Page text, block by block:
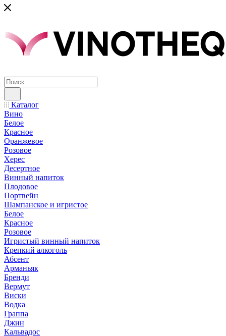
Каталог
Вино
Белое
Красное
Оранжевое
Розовое
Херес
Десертное
Винный напиток
Плодовое
Портвейн
Шампанское и игристое
Белое
Красное
Розовое
Игристый винный напиток
Крепкий алкоголь
Абсент
Арманьяк
Бренди
Вермут
Виски
Водка
Граппа
Джин
Кальвадос